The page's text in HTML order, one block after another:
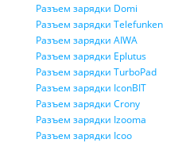
Разъем зарядки Domi
Разъем зарядки Telefunken
Разъем зарядки AIWA
Разъем зарядки Eplutus
Разъем зарядки TurboPad
Разъем зарядки IconBIT
Разъем зарядки Crony
Разъем зарядки Izooma
Разъем зарядки Icoo